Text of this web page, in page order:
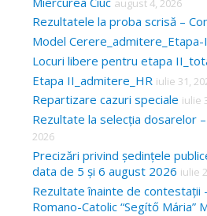
Rezultatele la proba scrisă –
Model Cerere_admitere_Etapa-
Locuri libere pentru etapa
Etapa II_admitere_HR iulie 31,
Repartizare cazuri speciale iulie
Rezultate la selecția dosarelor –
2026
Precizări privind ședințele
data de 5 și 6 august 2026 iulie
Rezultate înainte de contestații
Romano-Catolic “Segítő Mária”